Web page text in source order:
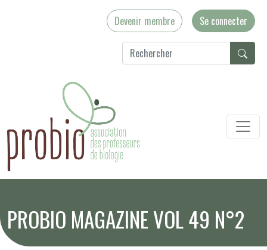
Devenir membre Se connecter
PROBIO MAGAZINE VOL 49 N°2